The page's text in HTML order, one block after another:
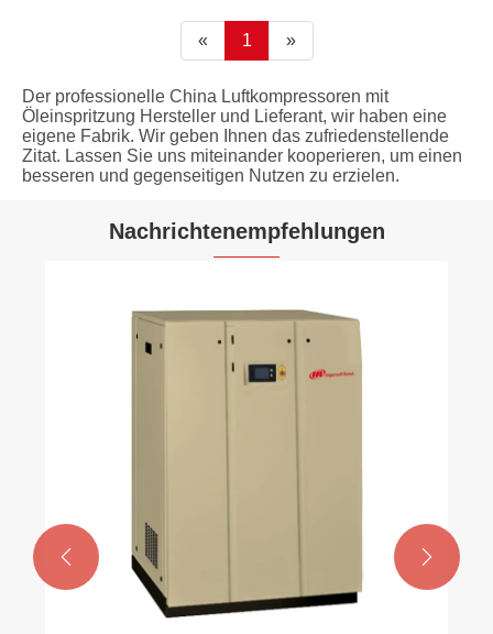
« 1 »
Der professionelle China Luftkompressoren mit
Öleinspritzung Hersteller und Lieferant, wir haben eine
eigene Fabrik. Wir geben Ihnen das zufriedenstellende
Zitat. Lassen Sie uns miteinander kooperieren, um einen
besseren und gegenseitigen Nutzen zu erzielen.
Nachrichtenempfehlungen
 